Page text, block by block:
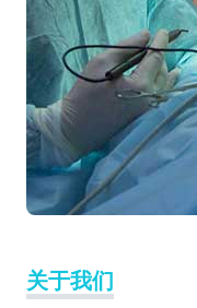
关于我们